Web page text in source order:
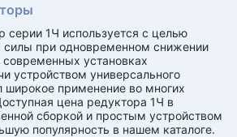
серии 1Ч используется с целью
при одновременном снижении
установках
устройством универсального
широкое применение во многих
цена редуктора 1Ч в
сборкой и простым устройством
популярность в нашем каталоге.